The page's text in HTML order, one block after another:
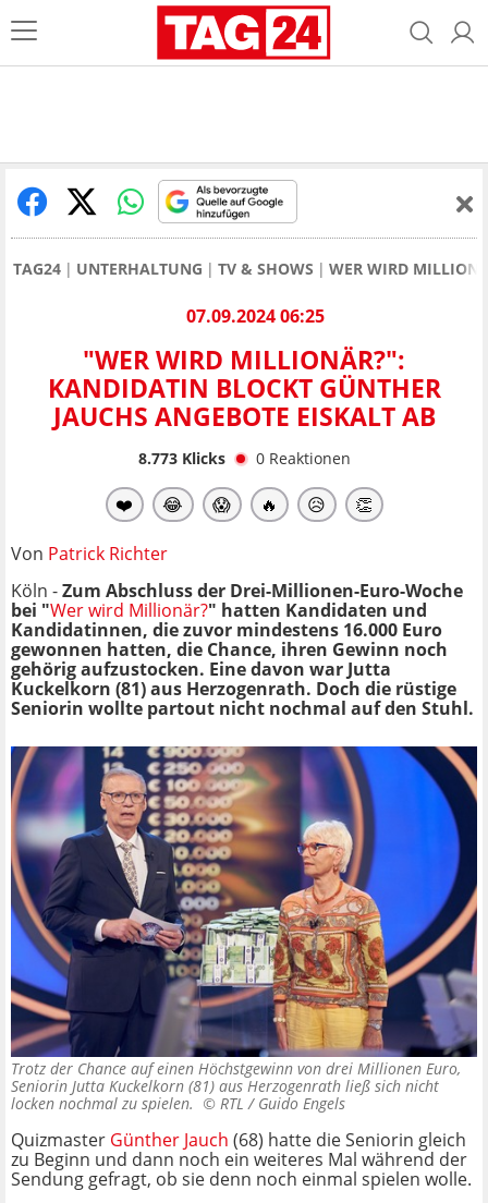
TAG24 UNTERHALTUNG TV & SHOWS WER WIRD
07.09.2024 06:25
"WER WIRD MILLIONÄR?":
KANDIDATIN BLOCKT GÜNTHER
JAUCHS ANGEBOTE EISKALT AB
8.773Klicks 0 Reaktionen
❤️ 😂 😱 🔥 😥 👏
Von Patrick Richter
Köln -Zum Abschluss der Drei-Millionen-Euro-Woche
bei "Wer wird Millionär?" hatten Kandidaten und
Kandidatinnen, die zuvor mindestens 16.000 Euro
gewonnen hatten, die Chance, ihren Gewinn noch
gehörig aufzustocken. Eine davon war Jutta
Kuckelkorn (81) aus Herzogenrath. Doch die rüstige
Seniorin wollte partout nicht nochmal auf den Stuhl.
Trotz der Chance auf einen Höchstgewinn von drei Millionen Euro,
Seniorin Jutta Kuckelkorn (81) aus Herzogenrath ließ sich nicht
locken nochmal zu spielen. © RTL / Guido Engels
Quizmaster Günther Jauch (68) hatte die Seniorin gleich
zu Beginn und dann noch ein weiteres Mal während der
Sendung gefragt, ob sie denn noch einmal spielen wolle.